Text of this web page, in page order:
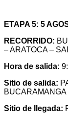
ETAPA 5: 5
RECORRIDO:
– ARATOCA –
Hora de salida:
Sitio de salida:
BUCARAMANGA
Sitio de llegada: